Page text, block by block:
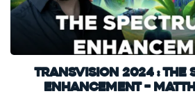
TransVision 2024 :
Enhancement –